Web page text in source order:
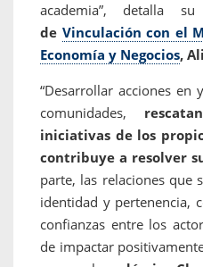
academia”, detalla
de Vinculación con el
Economía y Negocios,
“Desarrollar acciones
comunidades,
iniciativas de los
contribuye a resolver
parte, las relaciones que
identidad y pertenencia,
confianzas entre los
de impactar